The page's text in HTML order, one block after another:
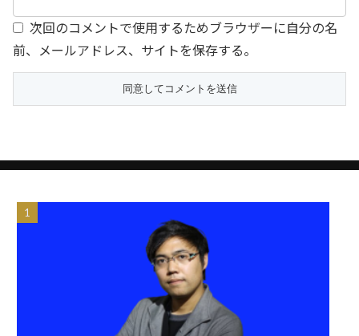
次回のコメントで使用するためブラウザーに自分の名
前、メールアドレス、サイトを保存する。